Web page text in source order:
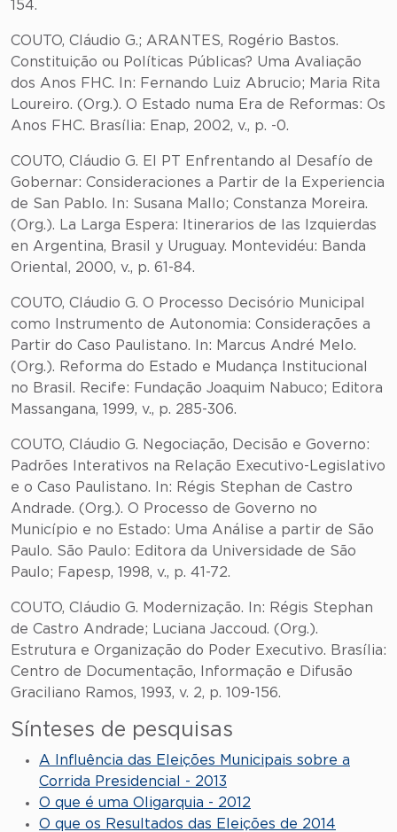
154.
COUTO, Cláudio G.; ARANTES, Rogério Bastos.
Constituição ou Políticas Públicas? Uma Avaliação
dos Anos FHC. In: Fernando Luiz Abrucio; Maria Rita
Loureiro. (Org.). O Estado numa Era de Reformas: Os
Anos FHC. Brasília: Enap, 2002, v., p. -0.
COUTO, Cláudio G. El PT Enfrentando al Desafío de
Gobernar: Consideraciones a Partir de la Experiencia
de San Pablo. In: Susana Mallo; Constanza Moreira.
(Org.). La Larga Espera: Itinerarios de las Izquierdas
en Argentina, Brasil y Uruguay. Montevidéu: Banda
Oriental, 2000, v., p. 61-84.
COUTO, Cláudio G. O Processo Decisório Municipal
como Instrumento de Autonomia: Considerações a
Partir do Caso Paulistano. In: Marcus André Melo.
(Org.). Reforma do Estado e Mudança Institucional
no Brasil. Recife: Fundação Joaquim Nabuco; Editora
Massangana, 1999, v., p. 285-306.
COUTO, Cláudio G. Negociação, Decisão e Governo:
Padrões Interativos na Relação Executivo-Legislativo
e o Caso Paulistano. In: Régis Stephan de Castro
Andrade. (Org.). O Processo de Governo no
Município e no Estado: Uma Análise a partir de São
Paulo. São Paulo: Editora da Universidade de São
Paulo; Fapesp, 1998, v., p. 41-72.
COUTO, Cláudio G. Modernização. In: Régis Stephan
de Castro Andrade; Luciana Jaccoud. (Org.).
Estrutura e Organização do Poder Executivo. Brasília:
Centro de Documentação, Informação e Difusão
Graciliano Ramos, 1993, v. 2, p. 109-156.
Sínteses de pesquisas
A Influência das Eleições Municipais sobre a
Corrida Presidencial - 2013
O que é uma Oligarquia - 2012
O que os Resultados das Eleições de 2014